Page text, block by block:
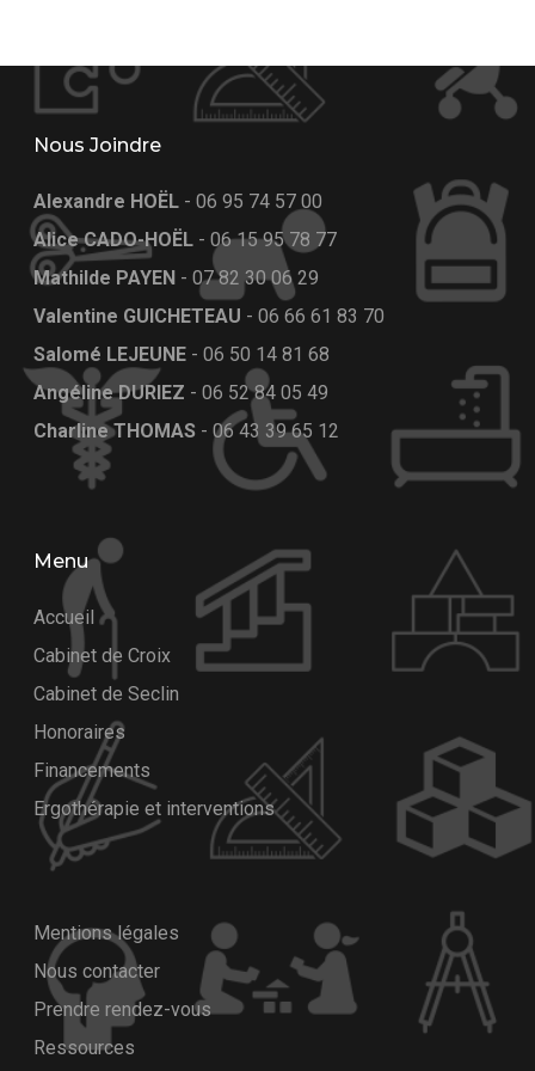
Nous Joindre
Alexandre HOËL - 06 95 74 57 00
Alice CADO-HOËL - 06 15 95 78 77
Mathilde PAYEN - 07 82 30 06 29
Valentine GUICHETEAU - 06 66 61 83 70
Salomé LEJEUNE - 06 50 14 81 68
Angéline DURIEZ - 06 52 84 05 49
Charline THOMAS - 06 43 39 65 12
Menu
Accueil
Cabinet de Croix
Cabinet de Seclin
Honoraires
Financements
Ergothérapie et interventions
Mentions légales
Nous contacter
Prendre rendez-vous
Ressources